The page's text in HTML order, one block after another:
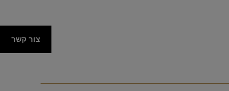
צור קשר